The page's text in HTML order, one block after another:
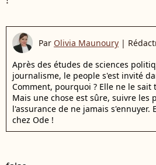
Par Olivia Maunoury |
Après des études de sciences
journalisme, le people s'est invité
Comment, pourquoi ? Elle ne le
Mais une chose est sûre, suivre les
l'assurance de ne jamais s'ennuyer.
chez Ode !